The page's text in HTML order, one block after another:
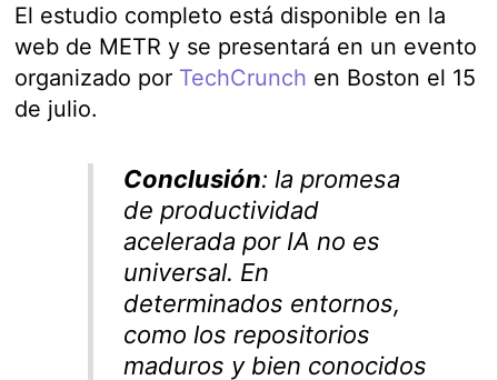
El estudio completo está disponible en la
web de METR y se presentará en un evento
organizado por TechCrunch en Boston el 15
de julio.
Conclusión: la promesa
de productividad
acelerada por IA no es
universal. En
determinados entornos,
como los repositorios
maduros y bien conocidos